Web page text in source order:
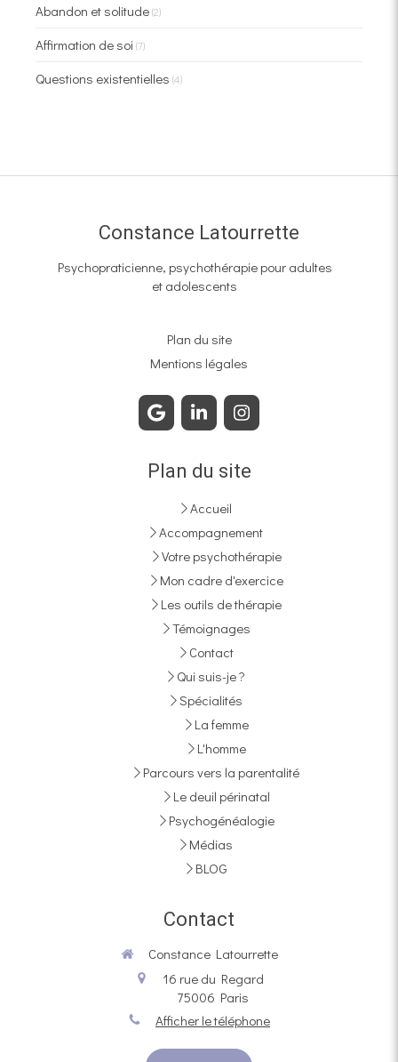
Abandon et solitude(2)
Affirmation de soi (7)
Questions existentielles (4)
Constance Latourrette
Psychopraticienne, psychothérapie pour adultes
et adolescents
Plan du site
Mentions légales
Plan du site
Accueil
Accompagnement
Votre psychothérapie
Mon cadre d'exercice
Les outils de thérapie
Témoignages
Contact
Qui suis-je ?
Spécialités
La femme
L'homme
Parcours vers la parentalité
Le deuil périnatal
Psychogénéalogie
Médias
BLOG
Contact
Constance Latourrette
16 rue du Regard
75006 Paris
Afficher le téléphone